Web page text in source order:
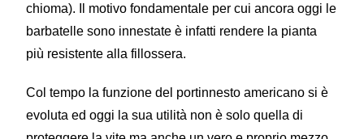
chioma). Il motivo fondamentale per cui ancora oggi le
barbatelle sono innestate è infatti rendere la pianta
più resistente alla fillossera.
Col tempo la funzione del portinnesto americano si è
evoluta ed oggi la sua utilità non è solo quella di